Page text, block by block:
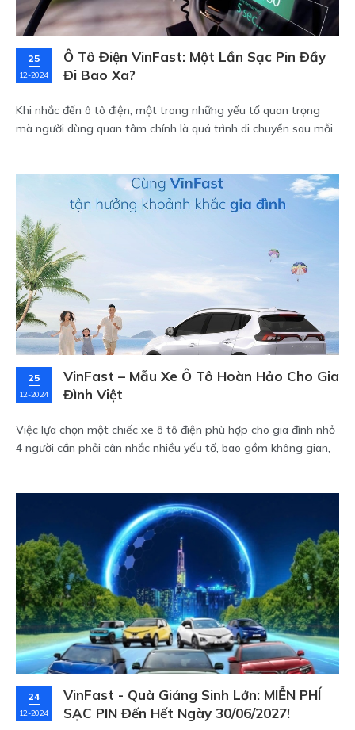
25
12-2024
Ô Tô Điện VinFast: Một Lần Sạc Pin Đầy
Đi Bao Xa?
Khi nhắc đến ô tô điện, một trong những yếu tố quan trọng
mà người dùng quan tâm chính là quá trình di chuyển sau mỗi
khả năng di chuyển linh hoạt, phù hợp với nhu cầu di chuyển
của người Việt. Vậy, một lần sạc pin ô tô điện VinFast có thể đi
được bao xa?
25
12-2024
VinFast – Mẫu Xe Ô Tô Hoàn Hảo Cho Gia
Đình Việt
Việc lựa chọn một chiếc xe ô tô điện phù hợp cho gia đình nhỏ
4 người cần phải cân nhắc nhiều yếu tố, bao gồm không gian,
tối ưu cho các gia đình Việt Nam.
24
12-2024
VinFast - Quà Giáng Sinh Lớn: MIỄN PHÍ
SẠC PIN Đến Hết Ngày 30/06/2027!